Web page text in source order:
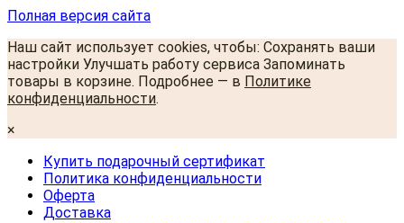
Полная версия сайта
Наш сайт использует cookies, чтобы: Сохранять ваши
настройки Улучшать работу сервиса Запоминать
товары в корзине. Подробнее — в Политике
конфиденциальности.
×
Купить подарочный сертификат
Политика конфиденциальности
Оферта
Доставка